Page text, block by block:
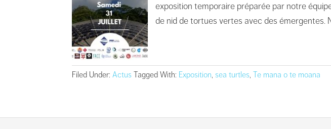
exposition temporaire préparée par notre
de nid de tortues vertes avec des émergentes.
Filed Under: Actus Tagged With: Exposition, sea turtles, Te mana o te moana